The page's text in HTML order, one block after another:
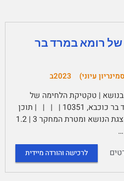
רומא במרד בר
עיוני) 2023ב
בנושא | טקטיקת הלחימה של
רומא במרד בר כוכבא | מרד בר כוכבא, 10351 | | | | תוכן
עניינים | 1. מבוא 3 | 1.1 הצגת הנושא ומטרת המחקר 3 | 1.2
לרכישה והורדה מיידית